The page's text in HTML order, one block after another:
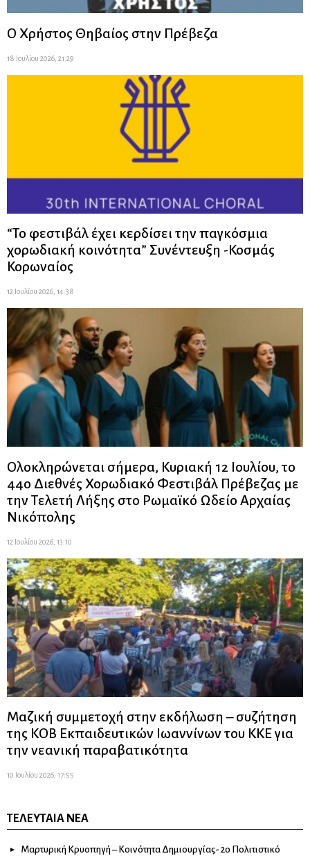
Ο Χρήστος Θηβαίος στην Πρέβεζα
18 Ιουλίου 2026, 21:29
“Το φεστιβάλ έχει κερδίσει την παγκόσμια
χορωδιακή κοινότητα” Συνέντευξη -Κοσμάς
Κορωναίος
12 Ιουλίου 2026, 14:38
Ολοκληρώνεται σήμερα, Κυριακή 12 Ιουλίου, το
44ο Διεθνές Χορωδιακό Φεστιβάλ Πρέβεζας με
την Τελετή Λήξης στο Ρωμαϊκό Ωδείο Αρχαίας
Νικόπολης
12 Ιουλίου 2026, 13:10
Μαζική συμμετοχή στην εκδήλωση – συζήτηση
της ΚΟΒ Εκπαιδευτικών Ιωαννίνων του ΚΚΕ για
την νεανική παραβατικότητα
10 Ιουλίου 2026, 17:55
ΤΕΛΕΥΤΑΊΑ ΝΈΑ
Μαρτυρική Κρυοπηγή – Κοινότητα Δημιουργίας- 2ο Πολιτιστικό